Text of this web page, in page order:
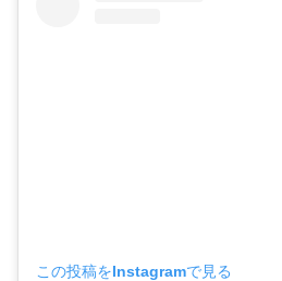
この投稿をInstagramで見る